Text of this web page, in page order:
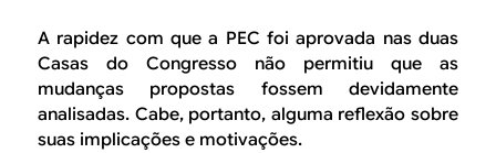
s
c
o
u
t
o
a
A rapidez com que a PEC foi aprovada nas duas
Casas do Congresso não permitiu que as
mudanças propostas fossem devidamente
analisadas. Cabe, portanto, alguma reflexão sobre
suas implicações e motivações.